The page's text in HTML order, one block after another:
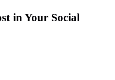
in Your Social